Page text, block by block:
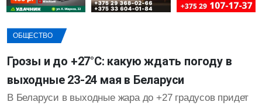
ОБЩЕСТВО
Грозы и до +27°C: какую ждать погоду в
выходные 23-24 мая в Беларуси
В Беларуси в выходные жара до +27 градусов придет